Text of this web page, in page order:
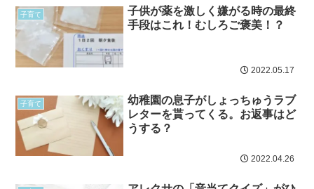
子育て
子供が薬を激しく嫌がる時の最終
手段はこれ！むしろご褒美！？
2022.05.17
子育て
幼稚園の息子がしょっちゅうラブ
レターを貰ってくる。お返事はど
うする？
2022.04.26